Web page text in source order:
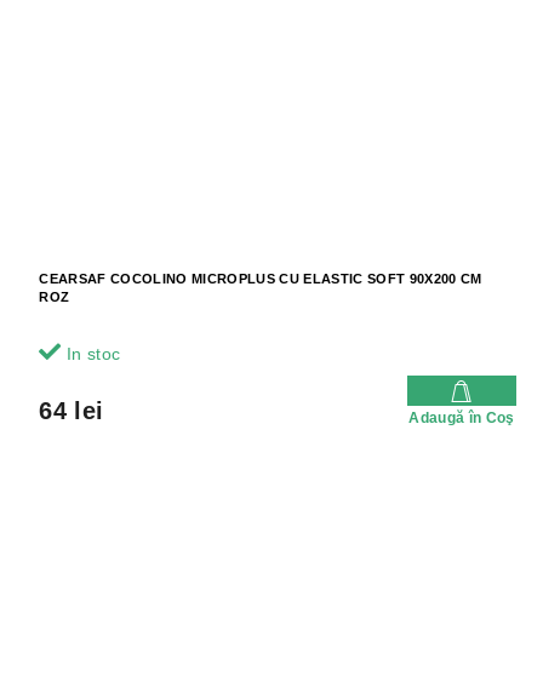
CEARSAF COCOLINO MICROPLUS CU ELASTIC SOFT 90X200 CM
ROZ
In stoc
64 lei Adaugă în Coş